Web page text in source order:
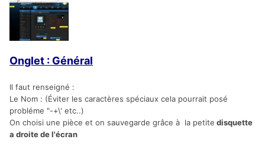
Onglet : Général
Il faut renseigné :
Le Nom : (Éviter les caractères spéciaux cela pourrait posé
probléme "-+\' etc..)
On choisi une pièce et on sauvegarde grâce à la petite disquette
a droite de l'écran